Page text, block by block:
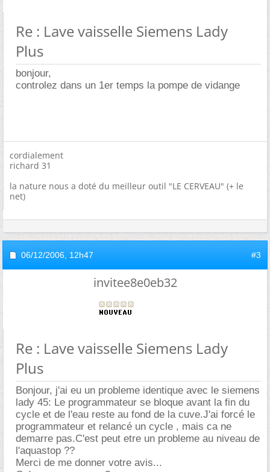
Re : Lave vaisselle Siemens Lady
Plus
bonjour,
controlez dans un 1er temps la pompe de vidange
cordialement
richard 31
la nature nous a doté du meilleur outil "LE CERVEAU" (+ le
net)
06/12/2006, 12h47 #3
invitee8e0eb32
Re : Lave vaisselle Siemens Lady
Plus
Bonjour, j'ai eu un probleme identique avec le siemens
lady 45: Le programmateur se bloque avant la fin du
cycle et de l'eau reste au fond de la cuve.J'ai forcé le
programmateur et relancé un cycle , mais ca ne
demarre pas.C'est peut etre un probleme au niveau de
l'aquastop ??
Merci de me donner votre avis...